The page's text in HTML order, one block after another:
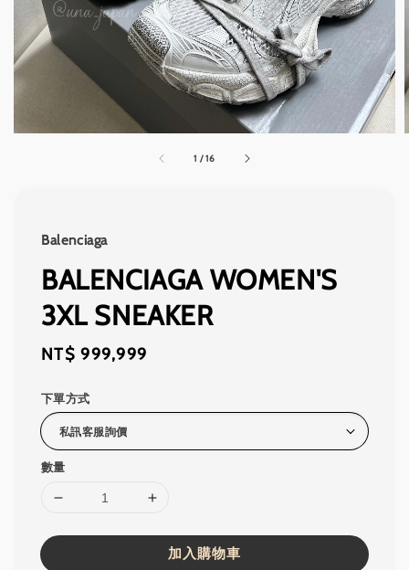
1 /16
Balenciaga
BALENCIAGA WOMEN'S
3XL SNEAKER
Regular
NT$ 999,999
下單方式
數量
加入購物車